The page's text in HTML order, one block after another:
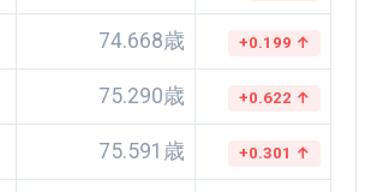
74.668歳 +0.199 ↑
75.290歳 +0.622 ↑
75.591歳 +0.301 ↑